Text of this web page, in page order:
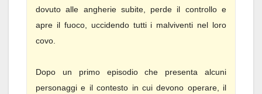
dovuto alle angherie subite, perde il controllo e
apre il fuoco, uccidendo tutti i malviventi nel loro
covo.
Dopo un primo episodio che presenta alcuni
personaggi e il contesto in cui devono operare, il